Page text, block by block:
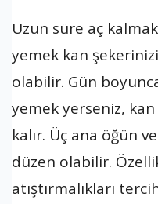
Uzun süre aç
yemek kan
olabilir. Gün
yemek yerseniz,
kalır. Üç ana öğün
düzen olabilir.
atıştırmalıkları